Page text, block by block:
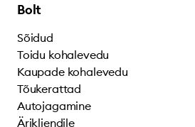
Bolt
Sõidud
Toidu kohalevedu
Kaupade kohalevedu
Tõukerattad
Autojagamine
Ärikliendile